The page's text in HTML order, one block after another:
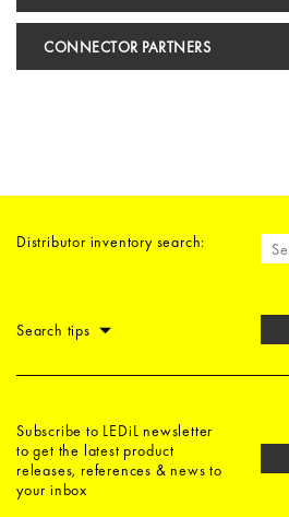
CONNECTOR PARTNERS
Distributor inventory search:
Search tips
Subscribe to LEDiL newsletter
to get the latest product
releases, references & news to
your inbox